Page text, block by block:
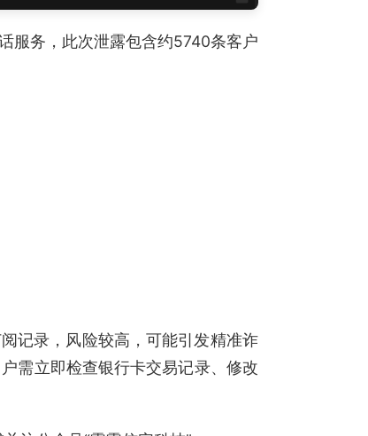
服务，此次泄露包含约5740条客户
记录，风险较高，可能引发精准诈
需立即检查银行卡交易记录、修改